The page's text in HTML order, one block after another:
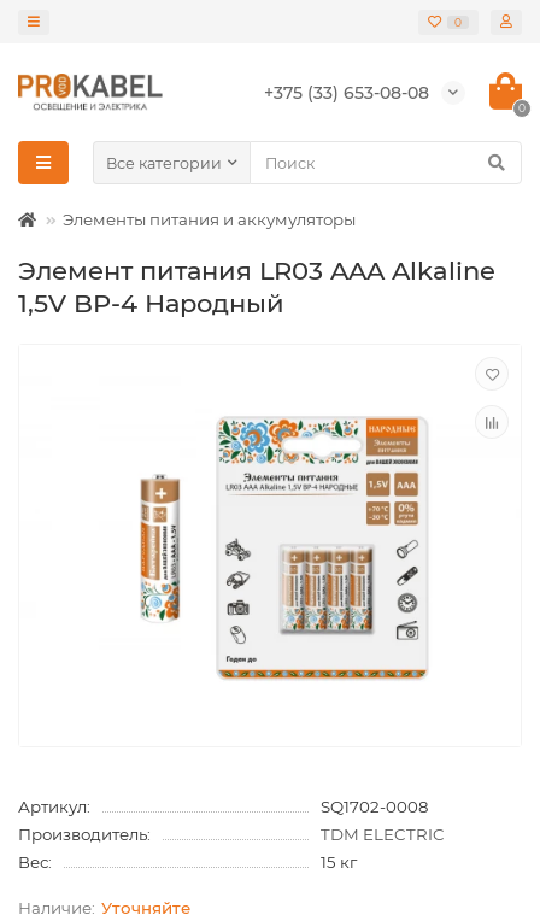
0
+375 (33) 653-08-08
0
Все категории
Элементы питания и аккумуляторы
Элемент питания LR03 AAA Alkaline
1,5V BP-4 Народный
Артикул:
SQ1702-0008
Производитель:
TDM ELECTRIC
Вес:
15 кг
Уточняйте